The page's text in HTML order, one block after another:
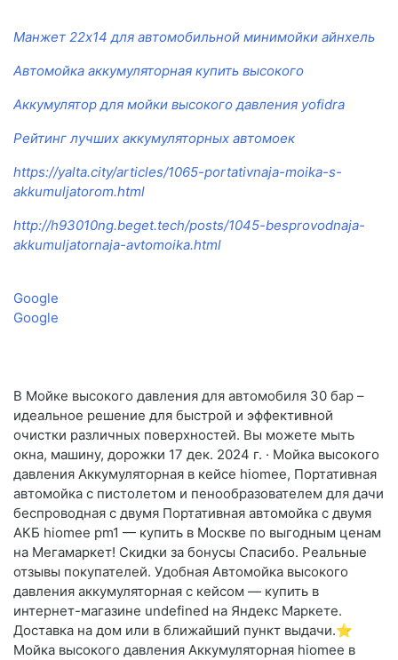
Манжет 22х14 для автомобильной минимойки айнхель
Автомойка аккумуляторная купить высокого
Аккумулятор для мойки высокого давления yofidra
Рейтинг лучших аккумуляторных автомоек
https://yalta.city/articles/1065-portativnaja-moika-s-
akkumuljatorom.html
http://h93010ng.beget.tech/posts/1045-besprovodnaja-
akkumuljatornaja-avtomoika.html
Google
Google
В Мойке высокого давления для автомобиля 30 бар –
идеальное решение для быстрой и эффективной
очистки различных поверхностей. Вы можете мыть
окна, машину, дорожки 17 дек. 2024 г. · Мойка высокого
давления Аккумуляторная в кейсе hiomee, Портативная
автомойка с пистолетом и пенообразователем для дачи
беспроводная с двумя Портативная автомойка с двумя
АКБ hiomee pm1 — купить в Москве по выгодным ценам
на Мегамаркет! Скидки за бонусы Спасибо. Реальные
отзывы покупателей. Удобная Автомойка высокого
давления аккумуляторная с кейсом — купить в
интернет-магазине undefined на Яндекс Маркете.
Доставка на дом или в ближайший пункт выдачи.⭐️
Мойка высокого давления Аккумуляторная hiomee в